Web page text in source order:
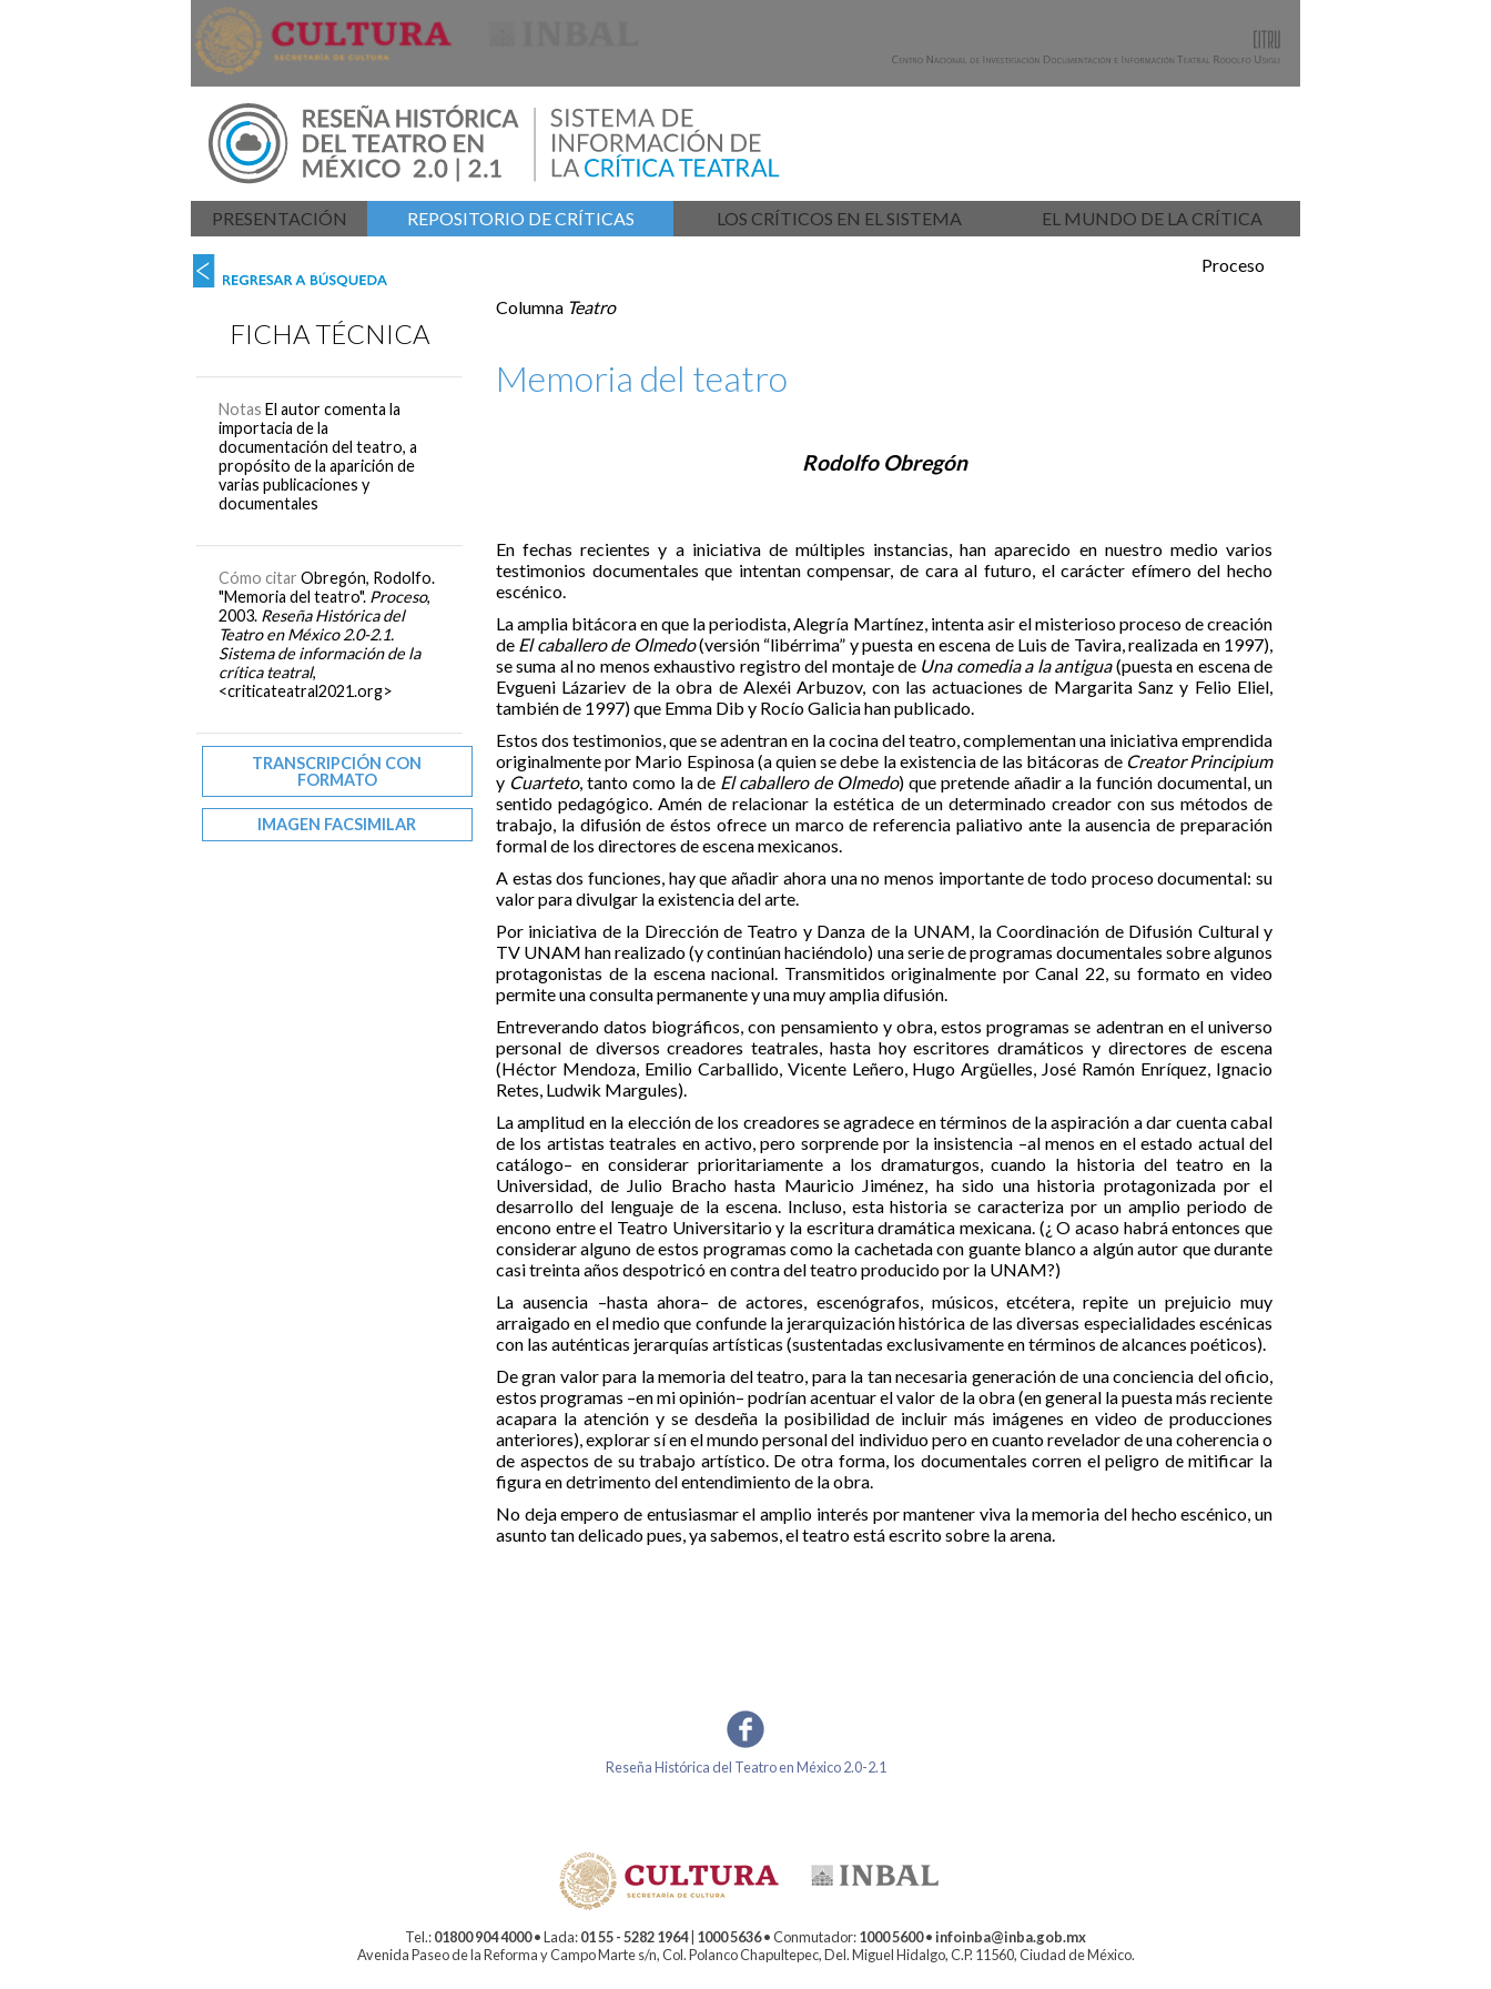
PRESENTACIÓN REPOSITORIO DE CRÍTICAS LOS CRÍTICOS EN EL SISTEMA EL MUNDO DE LA CRÍTICA
FICHA TÉCNICA
Notas El autor comenta la
importacia de la
documentación del teatro, a
propósito de la aparición de
varias publicaciones y
documentales
Cómo citar Obregón, Rodolfo.
"Memoria del teatro". Proceso,
2003. Reseña Histórica del
Teatro en México 2.0-2.1.
Sistema de información de la
crítica teatral,
<criticateatral2021.org>
TRANSCRIPCIÓN CON
FORMATO
IMAGEN FACSIMILAR
Proceso
Columna Teatro
Memoria del teatro
Rodolfo Obregón
En fechas recientes y a iniciativa de múltiples instancias, han aparecido en nuestro medio varios
testimonios documentales que intentan compensar, de cara al futuro, el carácter efímero del hecho
escénico.
La amplia bitácora en que la periodista, Alegría Martínez, intenta asir el misterioso proceso de creación
de El caballero de Olmedo(versión “libérrima” y puesta en escena de Luis de Tavira, realizada en 1997),
se suma al no menos exhaustivo registro del montaje de Una comedia a la antigua(puesta en escena de
Evgueni Lázariev de la obra de Alexéi Arbuzov, con las actuaciones de Margarita Sanz y Felio Eliel,
también de 1997) que Emma Dib y Rocío Galicia han publicado.
Estos dos testimonios, que se adentran en la cocina del teatro, complementan una iniciativa emprendida
originalmente por Mario Espinosa (a quien se debe la existencia de las bitácoras de Creator Principium
y Cuarteto, tanto como la de El caballero de Olmedo) que pretende añadir a la función documental, un
sentido pedagógico. Amén de relacionar la estética de un determinado creador con sus métodos de
trabajo, la difusión de éstos ofrece un marco de referencia paliativo ante la ausencia de preparación
formal de los directores de escena mexicanos.
A estas dos funciones, hay que añadir ahora una no menos importante de todo proceso documental: su
valor para divulgar la existencia del arte.
Por iniciativa de la Dirección de Teatro y Danza de la UNAM, la Coordinación de Difusión Cultural y
TV UNAM han realizado (y continúan haciéndolo) una serie de programas documentales sobre algunos
protagonistas de la escena nacional. Transmitidos originalmente por Canal 22, su formato en video
permite una consulta permanente y una muy amplia difusión.
Entreverando datos biográficos, con pensamiento y obra, estos programas se adentran en el universo
personal de diversos creadores teatrales, hasta hoy escritores dramáticos y directores de escena
(Héctor Mendoza, Emilio Carballido, Vicente Leñero, Hugo Argüelles, José Ramón Enríquez, Ignacio
Retes, Ludwik Margules).
La amplitud en la elección de los creadores se agradece en términos de la aspiración a dar cuenta cabal
de los artistas teatrales en activo, pero sorprende por la insistencia –al menos en el estado actual del
catálogo– en considerar prioritariamente a los dramaturgos, cuando la historia del teatro en la
Universidad, de Julio Bracho hasta Mauricio Jiménez, ha sido una historia protagonizada por el
desarrollo del lenguaje de la escena. Incluso, esta historia se caracteriza por un amplio periodo de
encono entre el Teatro Universitario y la escritura dramática mexicana. (¿ O acaso habrá entonces que
considerar alguno de estos programas como la cachetada con guante blanco a algún autor que durante
casi treinta años despotricó en contra del teatro producido por la UNAM?)
La ausencia –hasta ahora– de actores, escenógrafos, músicos, etcétera, repite un prejuicio muy
arraigado en el medio que confunde la jerarquización histórica de las diversas especialidades escénicas
con las auténticas jerarquías artísticas (sustentadas exclusivamente en términos de alcances poéticos).
De gran valor para la memoria del teatro, para la tan necesaria generación de una conciencia del oficio,
estos programas –en mi opinión– podrían acentuar el valor de la obra (en general la puesta más reciente
acapara la atención y se desdeña la posibilidad de incluir más imágenes en video de producciones
anteriores), explorar sí en el mundo personal del individuo pero en cuanto revelador de una coherencia o
de aspectos de su trabajo artístico. De otra forma, los documentales corren el peligro de mitificar la
figura en detrimento del entendimiento de la obra.
No deja empero de entusiasmar el amplio interés por mantener viva la memoria del hecho escénico, un
asunto tan delicado pues, ya sabemos, el teatro está escrito sobre la arena.
Reseña Histórica del Teatro en México 2.0-2.1
Tel.:01800 904 4000• Lada:01 55 - 5282 1964| 1000 5636• Conmutador:1000 5600•infoinba@inba.gob.mx
Avenida Paseo de la Reforma y Campo Marte s/n, Col. Polanco Chapultepec, Del. Miguel Hidalgo, C.P. 11560, Ciudad de México.